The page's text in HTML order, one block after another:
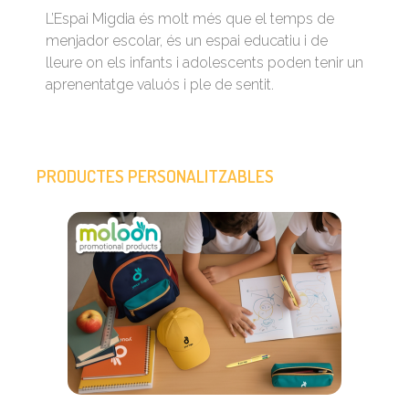
L’Espai Migdia és molt més que el temps de
menjador escolar, és un espai educatiu i de
lleure on els infants i adolescents poden tenir un
aprenentatge valuós i ple de sentit.
PRODUCTES PERSONALITZABLES